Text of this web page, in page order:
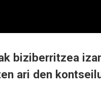
biziberritzea
ari den